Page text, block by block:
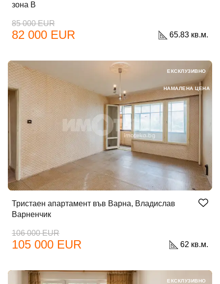
зона В
85 000 EUR
82 000 EUR 65.83 кв.м.
Тристаен апартамент във Варна, Владислав
Варненчик
106 000 EUR
105 000 EUR 62 кв.м.
ЕКСКЛУЗИВНО
НАМАЛЕНА ЦЕНА
ЕКСКЛУЗИВНО